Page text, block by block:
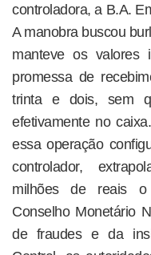
controladora, a B.A.
A manobra buscou
manteve os valores
promessa de
trinta e dois, sem
efetivamente no
essa operação
controlador,
milhões de reais o
Conselho Monetário
de fraudes e da